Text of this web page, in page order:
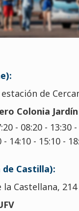
de
Colonia Jardín
- 08:20 - 13:30 -
14:10 - 15:10 -
de Castilla):
la Castellana,